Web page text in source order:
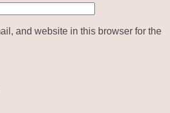
and website in this browser for the